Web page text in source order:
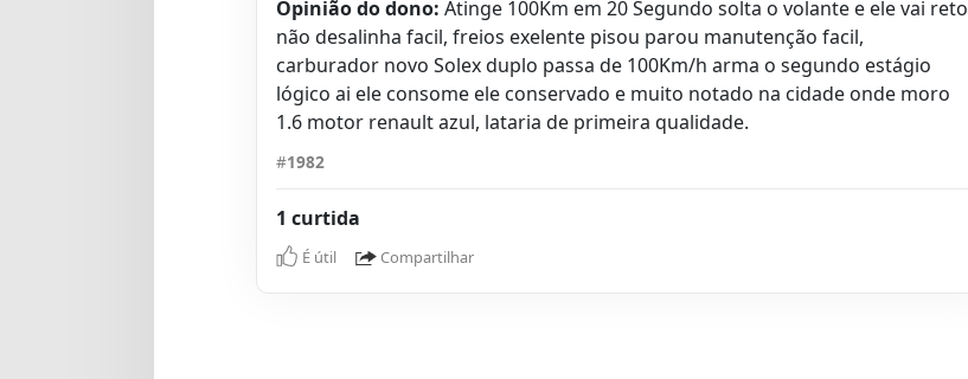
Opinião do dono: Atinge 100Km em 20 Segundo solta o volante e ele vai reto
não desalinha facil, freios exelente pisou parou manutenção facil,
carburador novo Solex duplo passa de 100Km/h arma o segundo estágio
lógico ai ele consome ele conservado e muito notado na cidade onde moro
1.6 motor renault azul, lataria de primeira qualidade.
#1982
1 curtida
É útil Compartilhar